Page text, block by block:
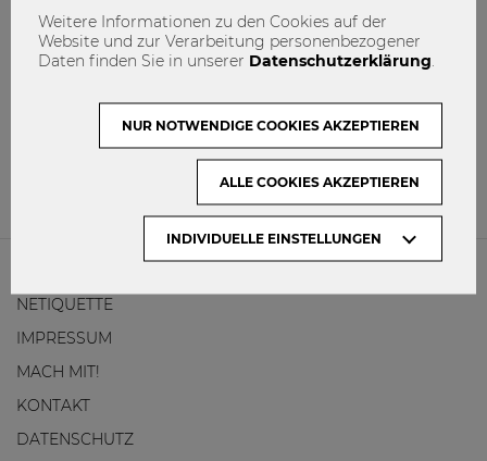
sehr schwierig"
Ausbildung Bildung
Bildungsaufstieg
Universität
WUMatters
Zukunft
NETIQUETTE
IMPRESSUM
MACH MIT!
KONTAKT
DATENSCHUTZ
Weitere Informationen zu den Cookies auf der
Website und zur Verarbeitung personenbezogener
Daten finden Sie in unserer Datenschutzerklärung
INDIVIDUELLE EINSTELLUNGEN
NUR NOTWENDIGE COOKIES AKZEPTIEREN
ALLE COOKIES AKZEPTIEREN